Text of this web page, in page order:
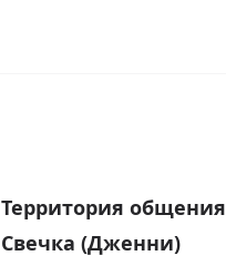
Территория общения
Свечка (Дженни)